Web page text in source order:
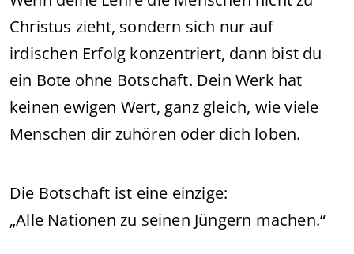
Christus zieht, sondern sich nur auf
irdischen Erfolg konzentriert, dann bist du
ein Bote ohne Botschaft. Dein Werk hat
keinen ewigen Wert, ganz gleich, wie viele
Menschen dir zuhören oder dich loben.
Die Botschaft ist eine einzige:
„Alle Nationen zu seinen Jüngern machen.“